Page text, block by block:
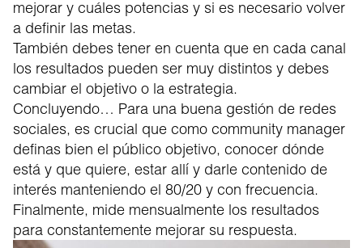
mejorar y cuáles potencias y si es necesario volver
a definir las metas.
También debes tener en cuenta que en cada canal
los resultados pueden ser muy distintos y debes
cambiar el objetivo o la estrategia.
Concluyendo… Para una buena gestión de redes
sociales, es crucial que como community manager
definas bien el público objetivo, conocer dónde
está y que quiere, estar allí y darle contenido de
interés manteniendo el 80/20 y con frecuencia.
Finalmente, mide mensualmente los resultados
para constantemente mejorar su respuesta.